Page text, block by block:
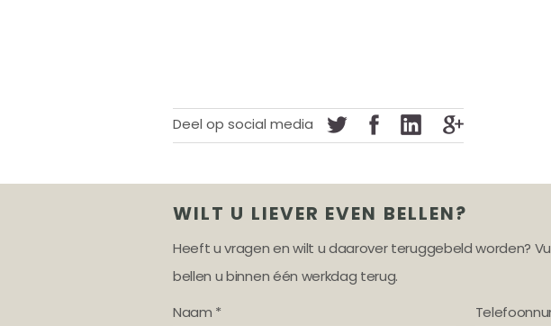
Deel op social media
WILT U LIEVER EVEN BELLEN?
Heeft u vragen en wilt u daarover teruggebeld worden?
bellen u binnen één werkdag terug.
Naam *